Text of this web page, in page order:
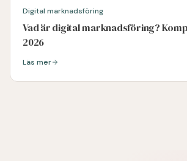
Digital marknadsföring
Vad är digital marknadsföring?
2026
Läs mer om
Läs mer